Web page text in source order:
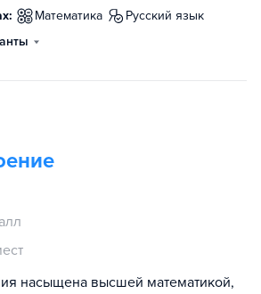
математика
русский язык
насыщена высшей математикой,